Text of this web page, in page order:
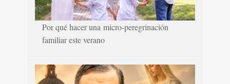
Por qué hacer una micro-peregrinación
familiar este verano